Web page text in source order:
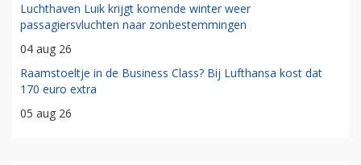
Luchthaven Luik krijgt komende winter weer
passagiersvluchten naar zonbestemmingen
04 aug 26
Raamstoeltje in de Business Class? Bij Lufthansa kost dat
170 euro extra
05 aug 26